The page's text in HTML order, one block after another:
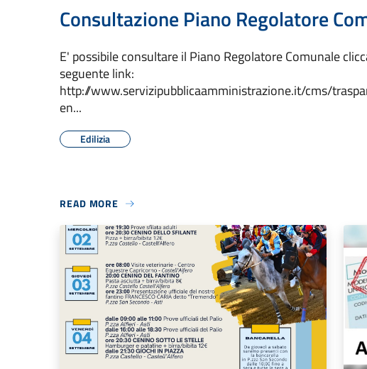
Consultazione Piano Regolatore
E' possibile consultare il Piano Regolatore Comunale
seguente link:
http://www.servizipubblicaamministrazione.it/cms/
en...
Edilizia
READ MORE